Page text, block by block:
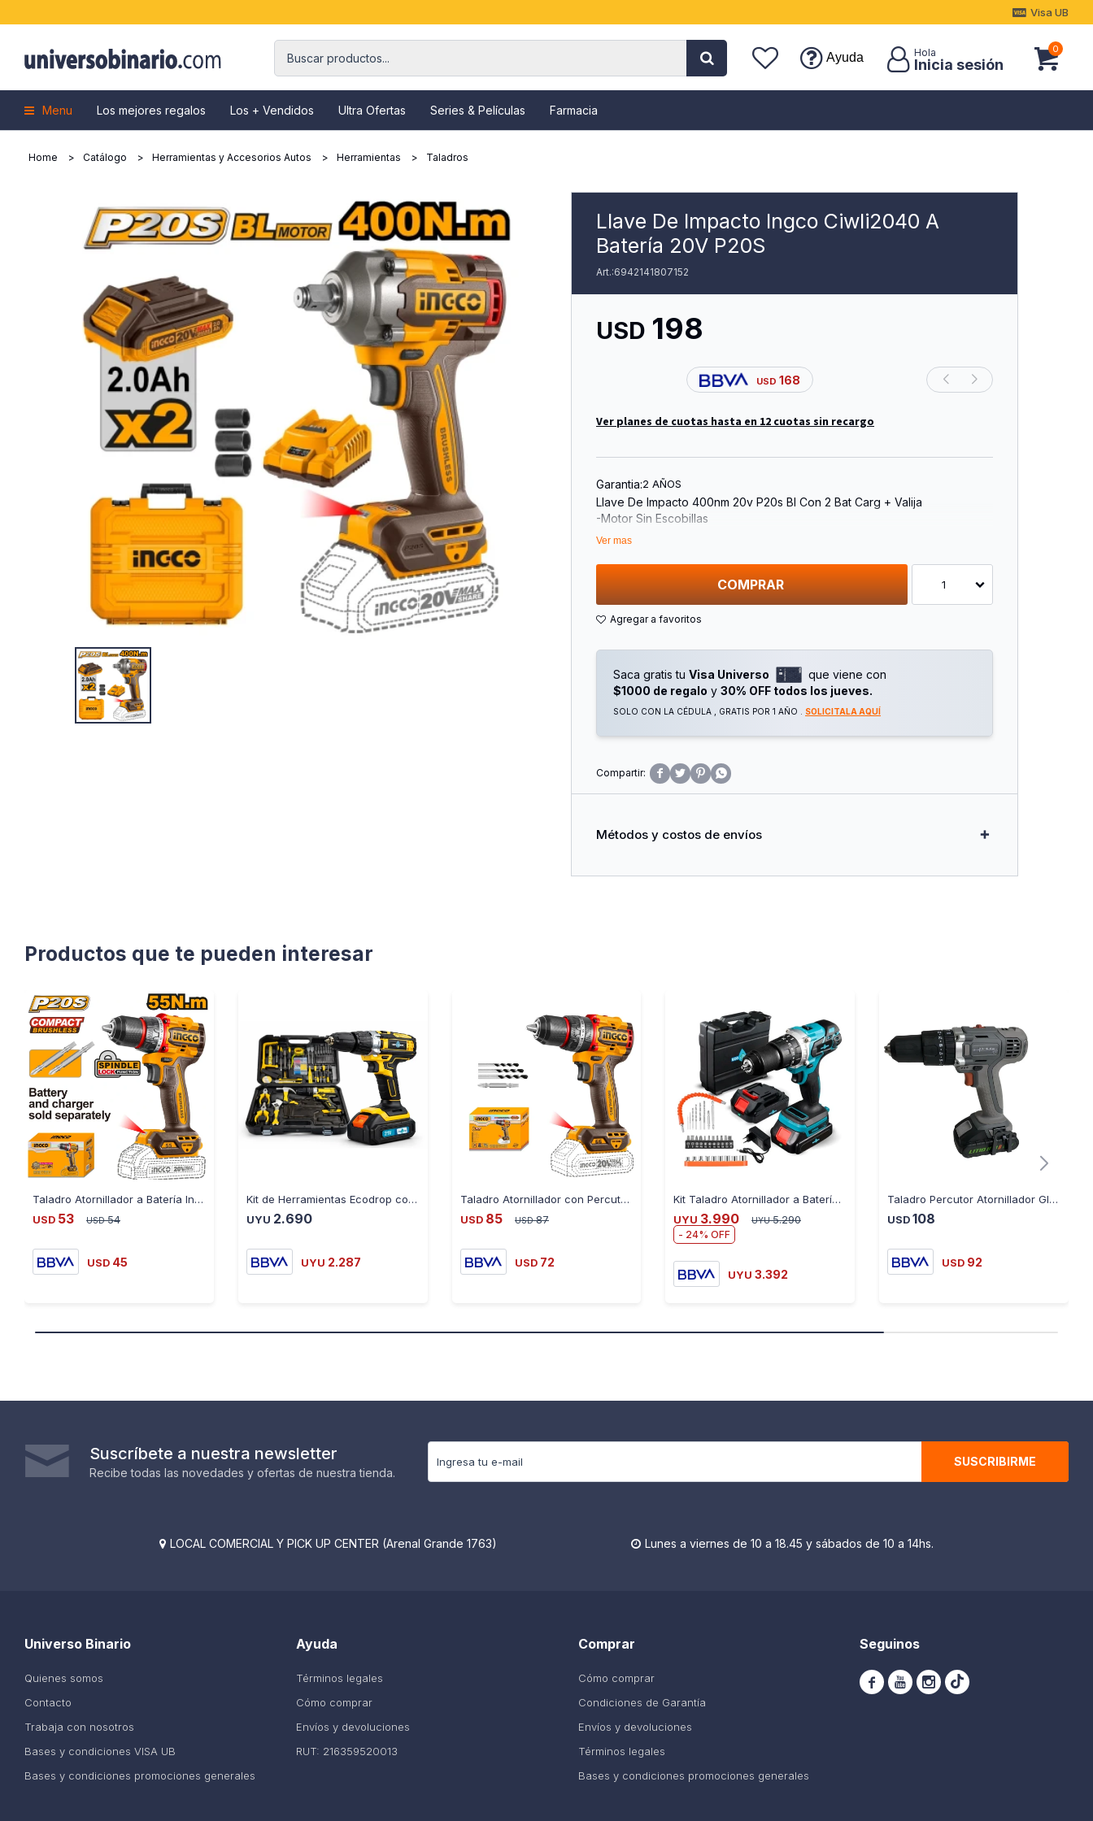
Menu Los mejores regalos Los + Vendidos Ultra Ofertas Series & Películas Farmacia
Ayuda
0
Visa UB
Home Catálogo Herramientas y Accesorios Autos Herramientas Taladros
Llave De Impacto Ingco Ciwli2040 A
Batería 20V P20S
6942141807152
USD 198
USD 168
Ver planes de cuotas hasta en 12 cuotas sin recargo
Garantia:2 AÑOS
Llave De Impacto 400nm 20v P20s Bl Con 2 Bat Carg + Valija
-Motor Sin Escobillas
-Accionamiento Cuadrado: 1/2«»
-Velocidad De Impacto: 0-2100/0-2500/0-2900bpm
-Par De Apriete: 400nm
-Luz De Trabajo Led Integrada
-1 Cargador De 20v (Fcli2001)
-Voltios De Carga: 220-240v~50/60hz
-2 Baterías De 2.0ah (Fbli20011)
-3 Pcs Sockets(17,19,21mm)
Ver mas
COMPRAR 1
Saca gratis tu Visa Universo
que viene con
$1000 de regalo y 30% OFF todos los jueves.
SOLO CON LA CÉDULA , GRATIS POR 1 AÑO . SOLICITALA AQUÍ
   
Métodos y costos de envíos
Productos que te pueden interesar
Taladro Atornillador a Batería Ingco 20V P20S 55NM
USD 53 USD 54
USD 45
Kit de Herramientas Ecodrop con Taladro Atornillador
UYU 2.690
UYU 2.287
Taladro Atornillador con Percutor Ingco a Batería 20V
USD 85 USD 87
USD 72
Kit Taladro Atornillador a Batería Ecodrop 2 Baterías
UYU 3.990 UYU 5.290
24
UYU 3.392
Taladro Percutor Atornillador Gladiator TP613/18C1 18V
USD 108
USD 92
Suscríbete a nuestra newsletter
Recibe todas las novedades y ofertas de nuestra tienda.
SUSCRIBIRME
 LOCAL COMERCIAL Y PICK UP CENTER (Arenal Grande 1763)  Lunes a viernes de 10 a 18.45 y sábados de 10 a 14hs.
Ayuda
Términos legales
Cómo comprar
Envíos y devoluciones
RUT: 216359520013
Universo Binario
Quienes somos
Contacto
Trabaja con nosotros
Bases y condiciones VISA UB
Bases y condiciones promociones generales
Comprar
Cómo comprar
Condiciones de Garantía
Envíos y devoluciones
Términos legales
Bases y condiciones promociones generales
Seguinos
  